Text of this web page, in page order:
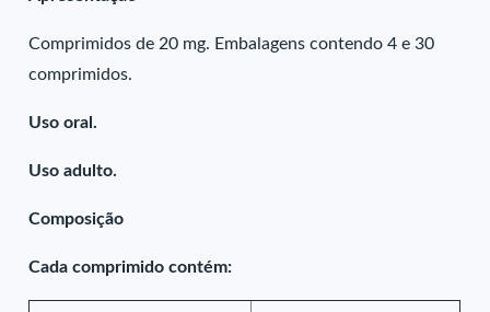
Comprimidos de 20 mg. Embalagens contendo 4 e 30
comprimidos.
Uso oral.
Uso adulto.
Composição
Cada comprimido contém: